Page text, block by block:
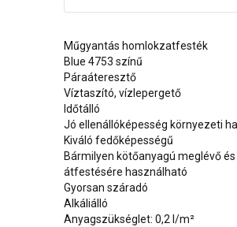
Műgyantás homlokzatfesték
Blue 4753 színű
Páraáteresztő
Víztaszító, vízlepergető
Időtálló
Jó ellenállóképesség környezeti
Kiváló fedőképességű
Bármilyen kötőanyagú meglévő
átfestésére használható
Gyorsan száradó
Alkáliálló
Anyagszükséglet: 0,2 l/m²